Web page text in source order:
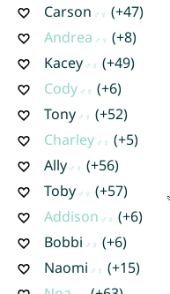
Carson
(+47)
Andrea
(+8)
Kacey
(+49)
Cody
(+6)
Tony
(+52)
Charley
(+5)
Ally
(+56)
Toby
(+57)
Addison
(+6)
Bobbi
(+6)
Naomi
(+15)